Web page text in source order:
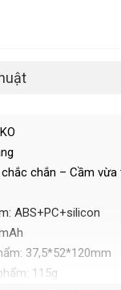
chắn – Cầm vừa
ABS+PC+silicon
37,5*52*120mm
115g